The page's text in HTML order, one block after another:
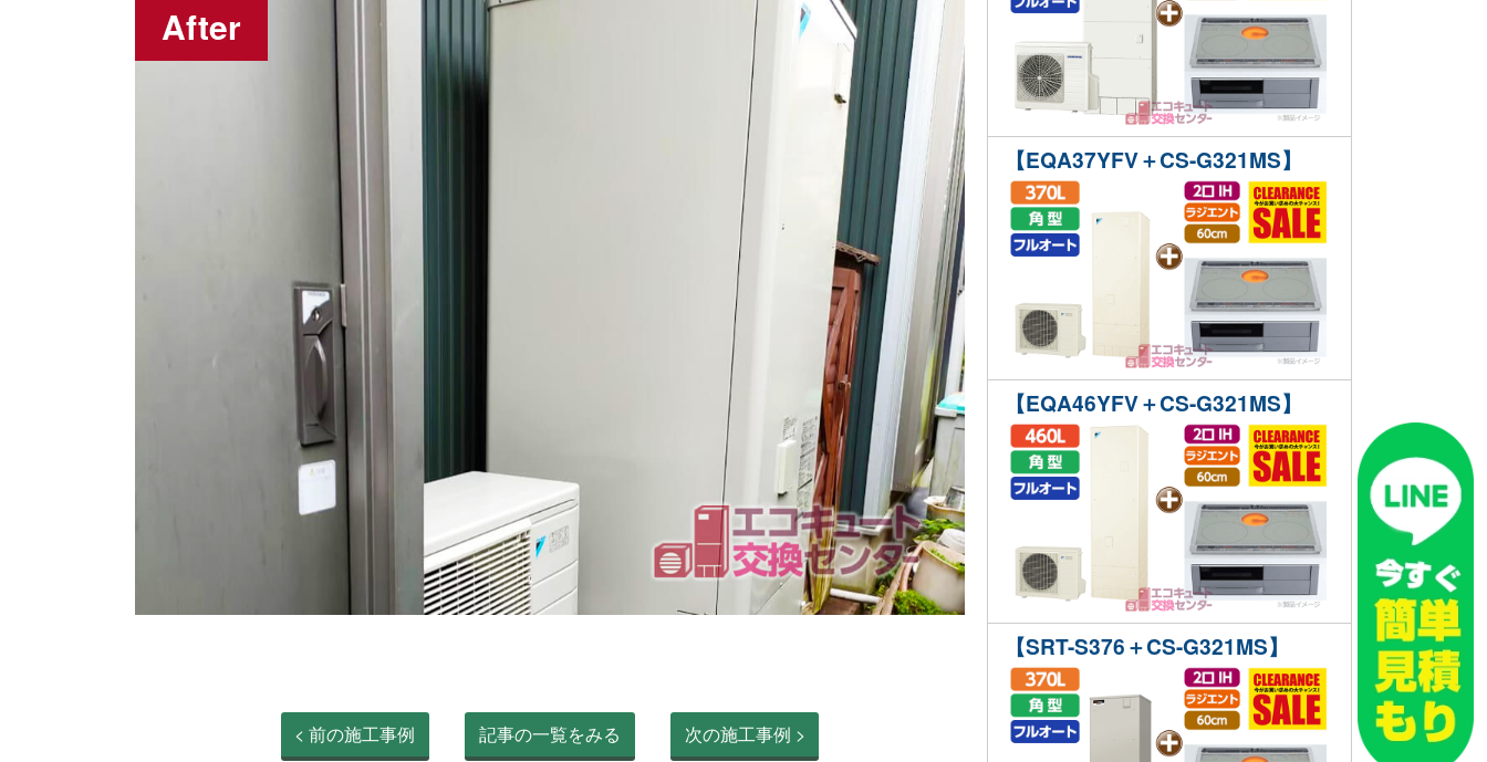
< 前の施工事例 記事の一覧をみる 次の施工事例 >
【EQA37YFV＋CS-G321MS】
【EQA46YFV＋CS-G321MS】
【SRT-S376＋CS-G321MS】